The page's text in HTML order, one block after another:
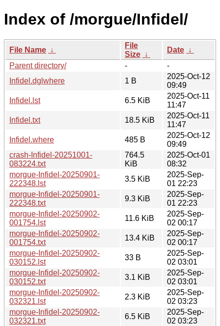
Index of /morgue/Infidel/
File Name ↓
File
Size ↓
Date ↓
Parent directory/
-
-
Infidel.dglwhere
1 B
2025-Oct-12
09:49
Infidel.lst
6.5 KiB
2025-Oct-11
11:47
Infidel.txt
18.5 KiB
2025-Oct-11
11:47
Infidel.where
485 B
2025-Oct-12
09:49
crash-Infidel-20251001-
083224.txt
764.5
KiB
2025-Oct-01
08:32
morgue-Infidel-20250901-
222348.lst
3.5 KiB
2025-Sep-
01 22:23
morgue-Infidel-20250901-
222348.txt
9.3 KiB
2025-Sep-
01 22:23
morgue-Infidel-20250902-
001754.lst
11.6 KiB
2025-Sep-
02 00:17
morgue-Infidel-20250902-
001754.txt
13.4 KiB
2025-Sep-
02 00:17
morgue-Infidel-20250902-
030152.lst
33 B
2025-Sep-
02 03:01
morgue-Infidel-20250902-
030152.txt
3.1 KiB
2025-Sep-
02 03:01
morgue-Infidel-20250902-
032321.lst
2.3 KiB
2025-Sep-
02 03:23
morgue-Infidel-20250902-
032321.txt
6.5 KiB
2025-Sep-
02 03:23